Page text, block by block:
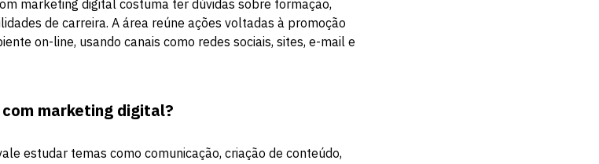
marketing digital costuma ter dúvidas sobre formação,
de carreira. A área reúne ações voltadas à promoção
on-line, usando canais como redes sociais, sites, e-mail e
marketing digital?
estudar temas como comunicação, criação de conteúdo,